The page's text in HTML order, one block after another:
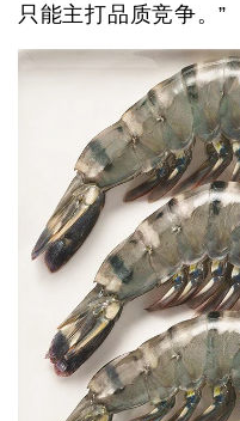
只能主打品质竞争。”